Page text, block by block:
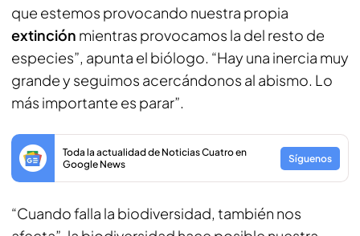
que estemos provocando nuestra propia
extinción mientras provocamos la del resto de
especies”, apunta el biólogo. “Hay una inercia muy
grande y seguimos acercándonos al abismo. Lo
más importante es parar”.
Toda la actualidad de Noticias Cuatro en
Google News
Síguenos
“Cuando falla la biodiversidad, también nos